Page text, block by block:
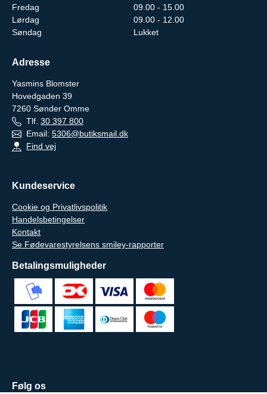
Fredag
09.00 - 15.00
Lørdag
09.00 - 12.00
Søndag
Lukket
Adresse
Yasmins Blomster
Hovedgaden 39
7260 Sønder Omme
Tlf. 30 397 800
Email: 5306@butiksmail.dk
Find vej
Kundeservice
Cookie og Privatlivspolitik
Handelsbetingelser
Kontakt
Se Fødevarestyrelsens smiley-rapporter
Betalingsmuligheder
Følg os